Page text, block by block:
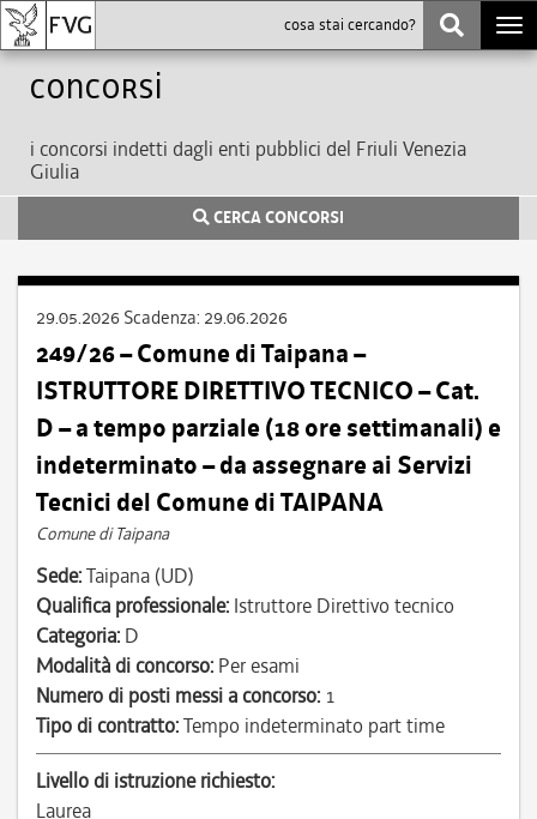
Concorsi
i concorsi indetti dagli enti pubblici del Friuli Venezia
Giulia
CERCA CONCORSI
29.05.2026 Scadenza: 29.06.2026
249/26 – Comune di Taipana –
ISTRUTTORE DIRETTIVO TECNICO – Cat.
D – a tempo parziale (18 ore settimanali) e
indeterminato – da assegnare ai Servizi
Tecnici del Comune di TAIPANA
Comune di Taipana
Sede:Taipana (UD)
Qualifica professionale: Istruttore Direttivo tecnico
Categoria: D
Modalità di concorso: Per esami
Numero di posti messi a concorso: 1
Tipo di contratto:Tempo indeterminato part time
Livello di istruzione richiesto:
Laurea